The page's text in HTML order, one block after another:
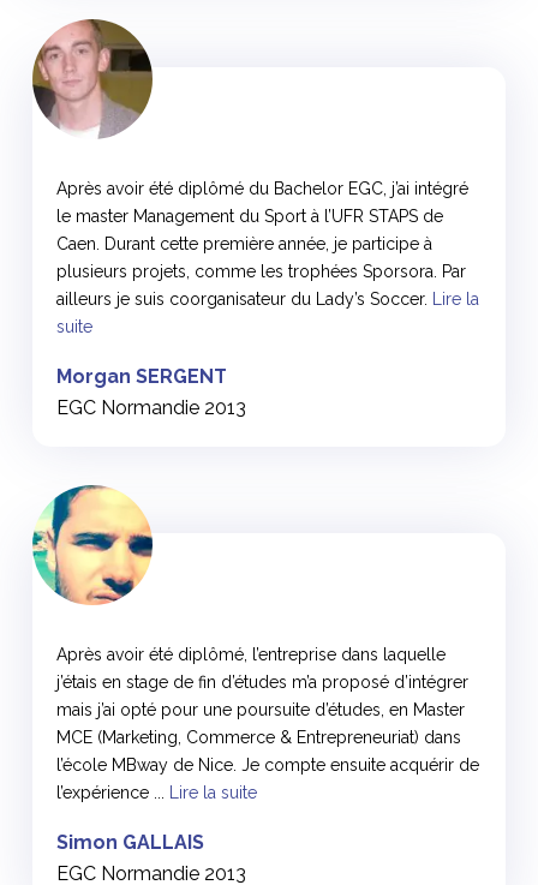
Après avoir été diplômé du Bachelor EGC, j’ai intégré
le master Management du Sport à l’UFR STAPS de
Caen. Durant cette première année, je participe à
plusieurs projets, comme les trophées Sporsora. Par
ailleurs je suis coorganisateur du Lady’s Soccer.
Lire la
suite
Morgan SERGENT
EGC Normandie 2013
Après avoir été diplômé, l’entreprise dans laquelle
j’étais en stage de fin d’études m’a proposé d’intégrer
mais j’ai opté pour une poursuite d’études, en Master
MCE (Marketing, Commerce & Entrepreneuriat) dans
l’école MBway de Nice. Je compte ensuite acquérir de
l’expérience ...
Lire la suite
Simon GALLAIS
EGC Normandie 2013